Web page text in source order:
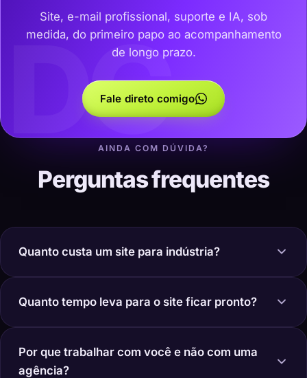
DC
Site, e-mail profissional, suporte e IA, sob
medida, do primeiro papo ao acompanhamento
de longo prazo.
Fale direto comigo
AINDA COM DÚVIDA?
Perguntas frequentes
Quanto custa um site para indústria?
Quanto tempo leva para o site ficar pronto?
Por que trabalhar com você e não com uma
agência?